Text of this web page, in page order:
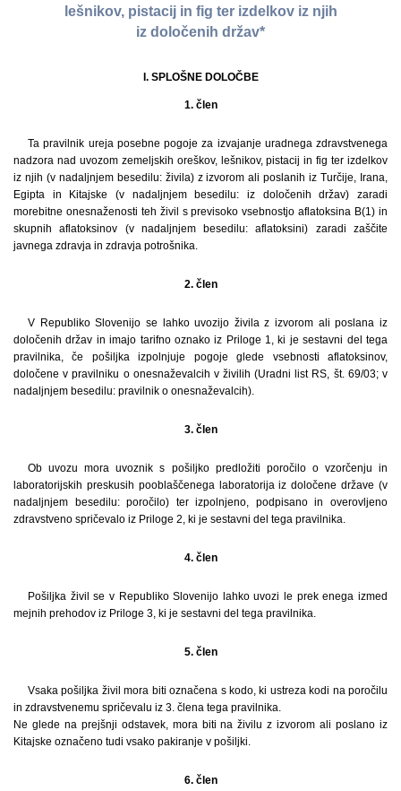
lešnikov, pistacij in fig ter izdelkov iz njih
iz določenih držav*
I. SPLOŠNE DOLOČBE
1. člen
Ta pravilnik ureja posebne pogoje za izvajanje uradnega zdravstvenega
nadzora nad uvozom zemeljskih oreškov, lešnikov, pistacij in fig ter izdelkov
iz njih (v nadaljnjem besedilu: živila) z izvorom ali poslanih iz Turčije, Irana,
Egipta in Kitajske (v nadaljnjem besedilu: iz določenih držav) zaradi
morebitne onesnaženosti teh živil s previsoko vsebnostjo aflatoksina B(1) in
skupnih aflatoksinov (v nadaljnjem besedilu: aflatoksini) zaradi zaščite
javnega zdravja in zdravja potrošnika.
2. člen
V Republiko Slovenijo se lahko uvozijo živila z izvorom ali poslana iz
določenih držav in imajo tarifno oznako iz Priloge 1, ki je sestavni del tega
pravilnika, če pošiljka izpolnjuje pogoje glede vsebnosti aflatoksinov,
določene v pravilniku o onesnaževalcih v živilih (Uradni list RS, št. 69/03; v
nadaljnjem besedilu: pravilnik o onesnaževalcih).
3. člen
Ob uvozu mora uvoznik s pošiljko predložiti poročilo o vzorčenju in
laboratorijskih preskusih pooblaščenega laboratorija iz določene države (v
nadaljnjem besedilu: poročilo) ter izpolnjeno, podpisano in overovljeno
zdravstveno spričevalo iz Priloge 2, ki je sestavni del tega pravilnika.
4. člen
Pošiljka živil se v Republiko Slovenijo lahko uvozi le prek enega izmed
mejnih prehodov iz Priloge 3, ki je sestavni del tega pravilnika.
5. člen
Vsaka pošiljka živil mora biti označena s kodo, ki ustreza kodi na poročilu
in zdravstvenemu spričevalu iz 3. člena tega pravilnika.
Ne glede na prejšnji odstavek, mora biti na živilu z izvorom ali poslano iz
Kitajske označeno tudi vsako pakiranje v pošiljki.
6. člen